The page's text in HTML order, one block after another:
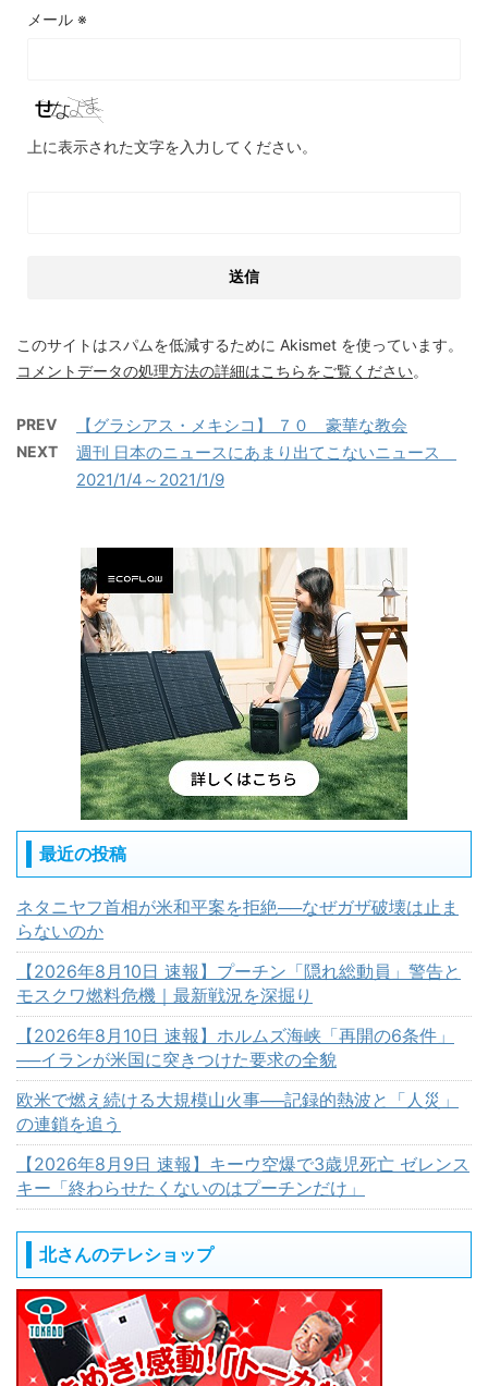
メール ※
上に表示された文字を入力してください。
このサイトはスパムを低減するために Akismet を使っています。
コメントデータの処理方法の詳細はこちらをご覧ください。
PREV 【グラシアス・メキシコ】 ７０ 豪華な教会
NEXT
週刊 日本のニュースにあまり出てこないニュース
2021/1/4～2021/1/9
最近の投稿
ネタニヤフ首相が米和平案を拒絶──なぜガザ破壊は止ま
らないのか
【2026年8月10日 速報】プーチン「隠れ総動員」警告と
モスクワ燃料危機｜最新戦況を深掘り
【2026年8月10日 速報】ホルムズ海峡「再開の6条件」
──イランが米国に突きつけた要求の全貌
欧米で燃え続ける大規模山火事──記録的熱波と「人災」
の連鎖を追う
【2026年8月9日 速報】キーウ空爆で3歳児死亡 ゼレンス
キー「終わらせたくないのはプーチンだけ」
北さんのテレショップ